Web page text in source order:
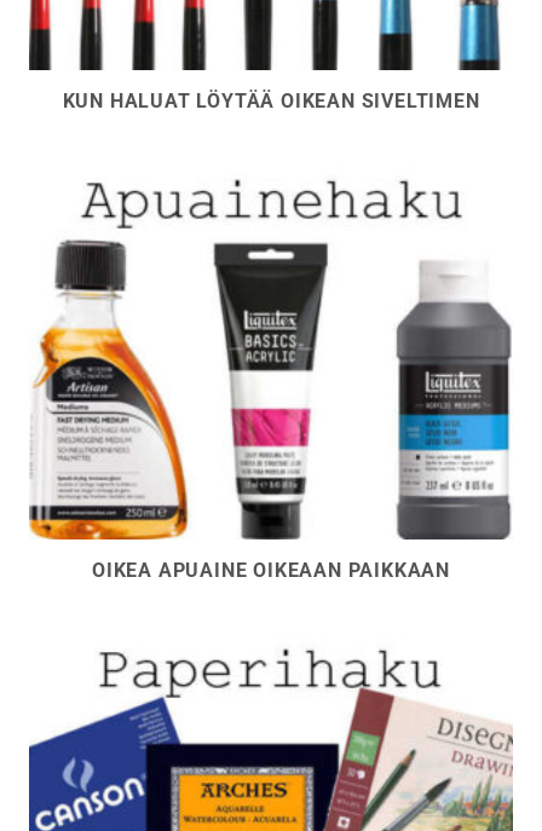
KUN HALUAT LÖYTÄÄ OIKEAN SIVELTIMEN
OIKEA APUAINE OIKEAAN PAIKKAAN